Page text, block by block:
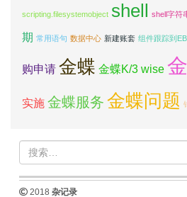
scripting.filesystemobject shell shell字符
期 常用语句 数据中心 新建账套 组件跟踪到
购申请 金蝶 金蝶K/3 wise
实施 金蝶服务 金蝶问题
2018 杂记录